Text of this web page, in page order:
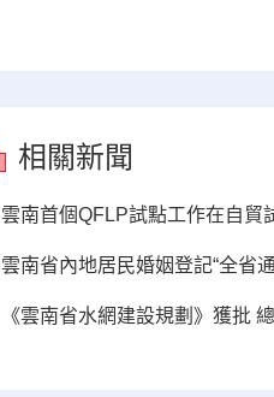
相關新聞
雲南首個QFLP試點工作在自貿
雲南省內地居民婚姻登記“全省
《雲南省水網建設規劃》獲批